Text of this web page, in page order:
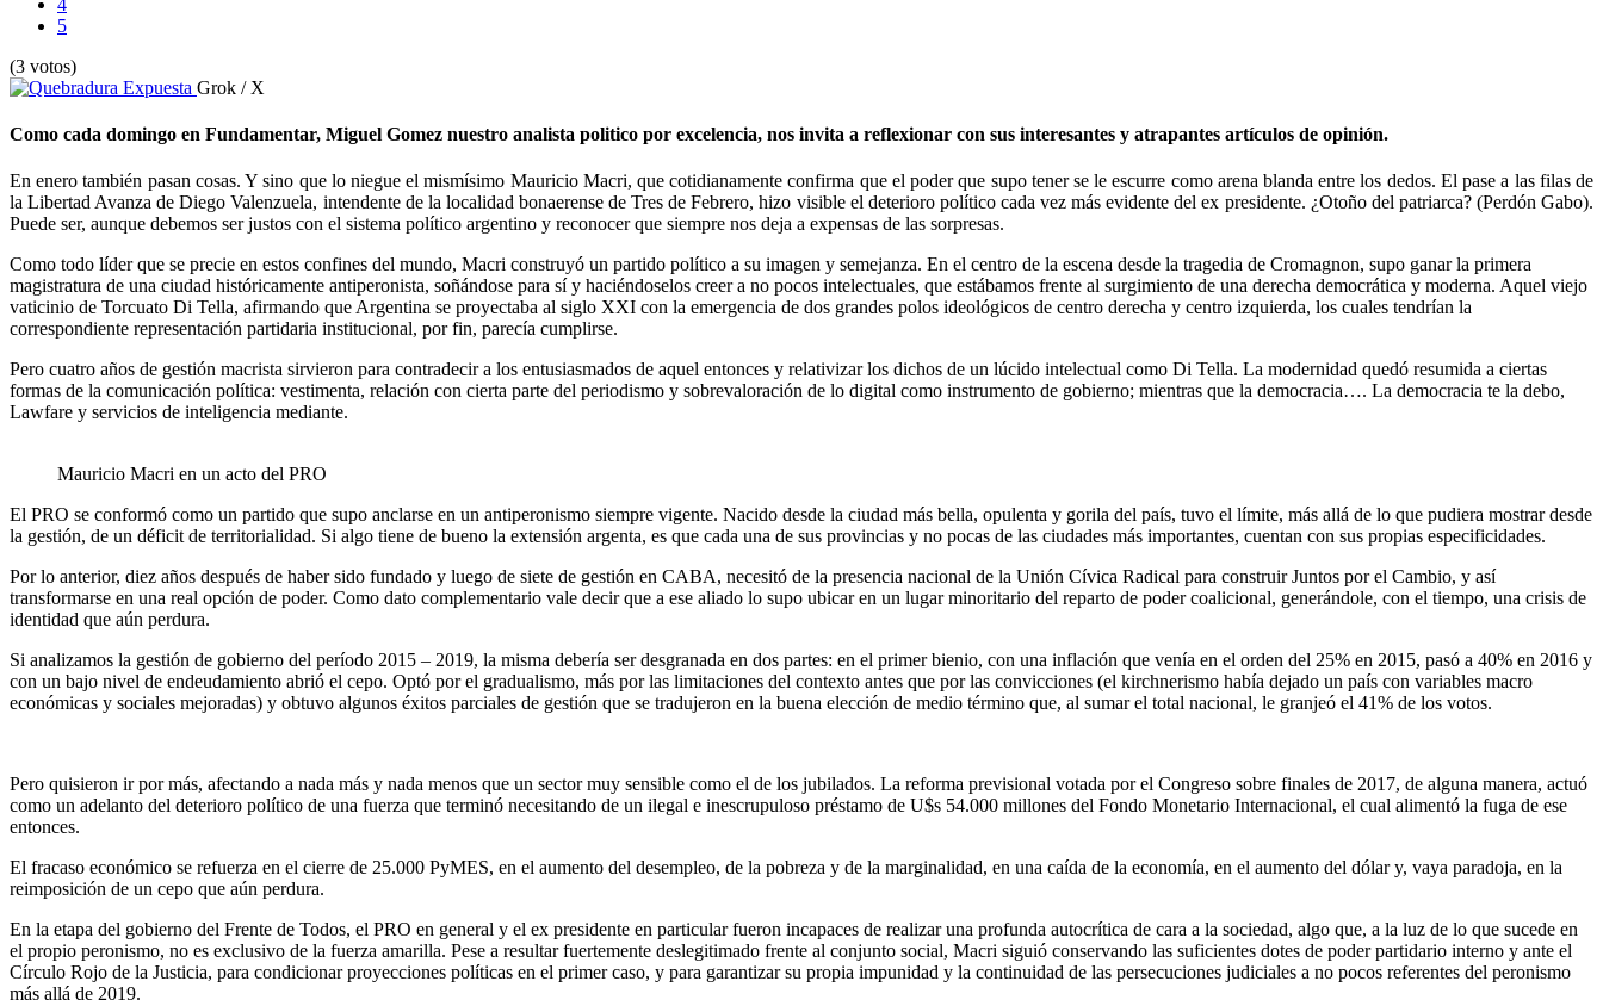
5
(3 votos)
Grok / X
Como cada domingo en Fundamentar, Miguel Gomez nuestro analista politico por excelencia, nos invita a reflexionar con sus interesantes y atrapantes artículos de opinión.
En enero también pasan cosas. Y sino que lo niegue el mismísimo Mauricio Macri, que cotidianamente confirma que el poder que supo tener se le escurre como arena blanda entre los dedos. El pase a las filas de
la Libertad Avanza de Diego Valenzuela, intendente de la localidad bonaerense de Tres de Febrero, hizo visible el deterioro político cada vez más evidente del ex presidente. ¿Otoño del patriarca? (Perdón Gabo).
Puede ser, aunque debemos ser justos con el sistema político argentino y reconocer que siempre nos deja a expensas de las sorpresas.
Como todo líder que se precie en estos confines del mundo, Macri construyó un partido político a su imagen y semejanza. En el centro de la escena desde la tragedia de Cromagnon, supo ganar la primera
magistratura de una ciudad históricamente antiperonista, soñándose para sí y haciéndoselos creer a no pocos intelectuales, que estábamos frente al surgimiento de una derecha democrática y moderna. Aquel viejo
vaticinio de Torcuato Di Tella, afirmando que Argentina se proyectaba al siglo XXI con la emergencia de dos grandes polos ideológicos de centro derecha y centro izquierda, los cuales tendrían la
correspondiente representación partidaria institucional, por fin, parecía cumplirse.
Pero cuatro años de gestión macrista sirvieron para contradecir a los entusiasmados de aquel entonces y relativizar los dichos de un lúcido intelectual como Di Tella. La modernidad quedó resumida a ciertas
formas de la comunicación política: vestimenta, relación con cierta parte del periodismo y sobrevaloración de lo digital como instrumento de gobierno; mientras que la democracia…. La democracia te la debo,
Lawfare y servicios de inteligencia mediante.
Mauricio Macri en un acto del PRO
El PRO se conformó como un partido que supo anclarse en un antiperonismo siempre vigente. Nacido desde la ciudad más bella, opulenta y gorila del país, tuvo el límite, más allá de lo que pudiera mostrar desde
la gestión, de un déficit de territorialidad. Si algo tiene de bueno la extensión argenta, es que cada una de sus provincias y no pocas de las ciudades más importantes, cuentan con sus propias especificidades.
Por lo anterior, diez años después de haber sido fundado y luego de siete de gestión en CABA, necesitó de la presencia nacional de la Unión Cívica Radical para construir Juntos por el Cambio, y así
transformarse en una real opción de poder. Como dato complementario vale decir que a ese aliado lo supo ubicar en un lugar minoritario del reparto de poder coalicional, generándole, con el tiempo, una crisis de
identidad que aún perdura.
Si analizamos la gestión de gobierno del período 2015 – 2019, la misma debería ser desgranada en dos partes: en el primer bienio, con una inflación que venía en el orden del 25% en 2015, pasó a 40% en 2016 y
con un bajo nivel de endeudamiento abrió el cepo. Optó por el gradualismo, más por las limitaciones del contexto antes que por las convicciones (el kirchnerismo había dejado un país con variables macro
económicas y sociales mejoradas) y obtuvo algunos éxitos parciales de gestión que se tradujeron en la buena elección de medio término que, al sumar el total nacional, le granjeó el 41% de los votos.
Pero quisieron ir por más, afectando a nada más y nada menos que un sector muy sensible como el de los jubilados. La reforma previsional votada por el Congreso sobre finales de 2017, de alguna manera, actuó
como un adelanto del deterioro político de una fuerza que terminó necesitando de un ilegal e inescrupuloso préstamo de U$s 54.000 millones del Fondo Monetario Internacional, el cual alimentó la fuga de ese
entonces.
El fracaso económico se refuerza en el cierre de 25.000 PyMES, en el aumento del desempleo, de la pobreza y de la marginalidad, en una caída de la economía, en el aumento del dólar y, vaya paradoja, en la
reimposición de un cepo que aún perdura.
En la etapa del gobierno del Frente de Todos, el PRO en general y el ex presidente en particular fueron incapaces de realizar una profunda autocrítica de cara a la sociedad, algo que, a la luz de lo que sucede en
el propio peronismo, no es exclusivo de la fuerza amarilla. Pese a resultar fuertemente deslegitimado frente al conjunto social, Macri siguió conservando las suficientes dotes de poder partidario interno y ante el
Círculo Rojo de la Justicia, para condicionar proyecciones políticas en el primer caso, y para garantizar su propia impunidad y la continuidad de las persecuciones judiciales a no pocos referentes del peronismo
más allá de 2019.